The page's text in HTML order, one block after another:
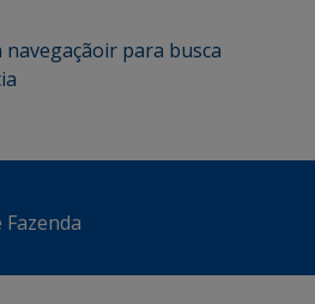
navegaçãoir para busca